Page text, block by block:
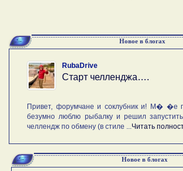
Новое в блогах
RubaDrive
Старт челленджа….
Привет, форумчане и соклубник и! М� �е
безумно люблю рыбалку и решил
челлендж по обмену (в стиле ... Читать
Новое в блогах